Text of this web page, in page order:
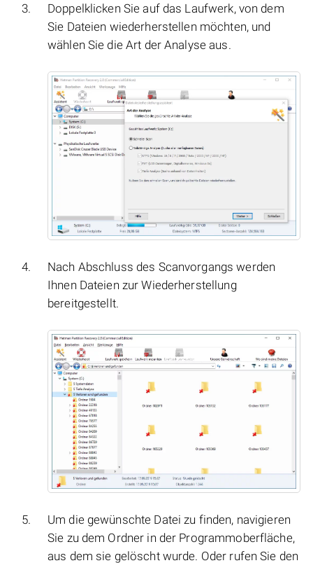
Doppelklicken Sie auf das Laufwerk, von dem
Sie Dateien wiederherstellen möchten, und
wählen Sie die Art der Analyse aus.
Nach Abschluss des Scanvorgangs werden
Ihnen Dateien zur Wiederherstellung
bereitgestellt.
Um die gewünschte Datei zu finden, navigieren
Sie zu dem Ordner in der Programmoberfläche,
aus dem sie gelöscht wurde. Oder rufen Sie den